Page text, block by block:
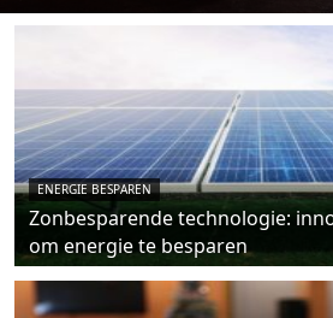
ENERGIE BESPAREN
Zonbesparende technologie:
om energie te besparen